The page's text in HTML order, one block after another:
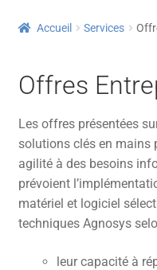
SERVICES
INFORMATIONS
FINANCEMENT
BOUTIQUE
CONTACT
FACEBOOK
Accueil Services
Offres
Les offres présentées
solutions clés en mains
agilité à des besoins
prévoient
matériel et logiciel
techniques Agnosys
leur capacité à